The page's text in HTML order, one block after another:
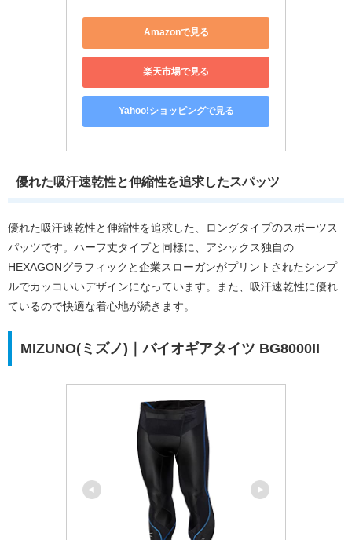
Amazonで見る
楽天市場で見る
Yahoo!ショッピングで見る
優れた吸汗速乾性と伸縮性を追求したスパッツ
優れた吸汗速乾性と伸縮性を追求した、ロングタイプのスポーツス
パッツです。ハーフ丈タイプと同様に、アシックス独自の
HEXAGONグラフィックと企業スローガンがプリントされたシンプ
ルでカッコいいデザインになっています。また、吸汗速乾性に優れ
ているので快適な着心地が続きます。
MIZUNO(ミズノ)｜バイオギアタイツ BG8000II